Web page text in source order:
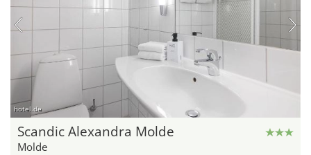
hotel.de
Scandic Alexandra Molde
Molde